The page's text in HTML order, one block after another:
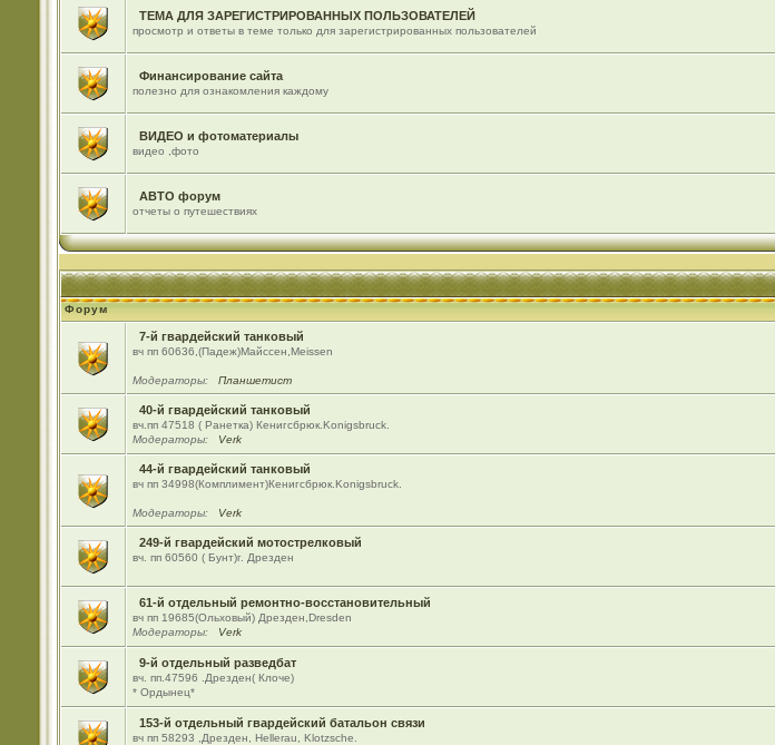
ТЕМА ДЛЯ ЗАРЕГИСТРИРОВАННЫХ ПОЛЬЗОВАТЕЛЕЙ
просмотр и ответы в теме только для зарегистрированных пользователей
Финансирование сайта
полезно для ознакомления каждому
ВИДЕО и фотоматериалы
видео ,фото
АВТО форум
отчеты о путешествиях
Форум
7-й гвардейский танковый
вч пп 60636,(Падеж)Майсcен,Meissen
Модераторы: Планшетист
40-й гвардейский танковый
вч.пп 47518 ( Ранетка) Кенигсбрюк.Konigsbruck.
Модераторы:
Verk
44-й гвардейский танковый
вч пп 34998(Комплимент)Кенигсбрюк.Konigsbruck.
Модераторы: Verk
249-й гвардейский мотострелковый
вч. пп 60560 ( Бунт)г. Дрезден
61-й отдельный ремонтно-восстановительный
вч пп 19685(Ольховый) Дрезден,Dresden
Модераторы:
Verk
9-й отдельный разведбат
вч. пп.47596 .Дрезден( Клоче)
* Ордынец*
153-й отдельный гвардейский батальон связи
вч пп 58293 ,Дрезден, Hellerau, Klotzsche.